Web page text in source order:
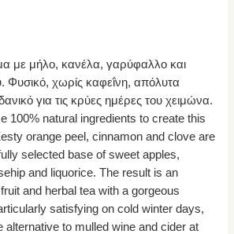
με μήλο, κανέλα, γαρύφαλλο και
Φυσικό, χωρίς καφεΐνη, απόλυτα
για τις κρύες ημέρες του χειμώνα.
100% natural ingredients to create this
orange peel, cinnamon and clove are
selected base of sweet apples,
and liquorice. The result is an
and herbal tea with a gorgeous
satisfying on cold winter days,
alternative to mulled wine and cider at